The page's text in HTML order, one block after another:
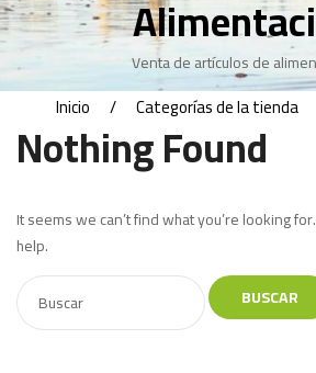
Venta de artículos de
Inicio Categorías de la tienda
Nothing Found
It seems we can’t find what you’re looking
help.
BUSCAR